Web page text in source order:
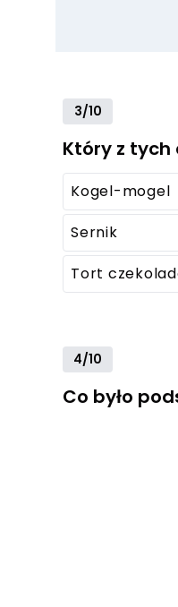
3/10
Który z tych
Kogel-mogel
Sernik
Tort
4/10
Co było